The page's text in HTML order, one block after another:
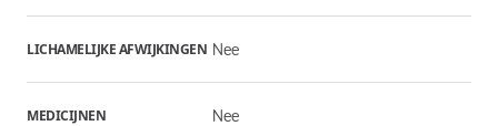
LICHAMELIJKE AFWIJKINGEN Nee
MEDICIJNEN Nee